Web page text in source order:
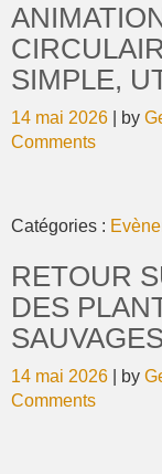
SIMPLE,
14 mai 2026 | by
Comments
Catégories :
RETOUR
DES
14 mai 2026 | by
Comments